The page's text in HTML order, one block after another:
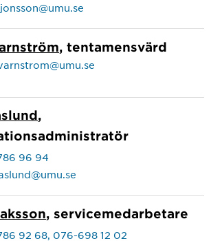
, tentamensvärd
,
96 94
, servicemedarbetare
92 68 076-698 12 02